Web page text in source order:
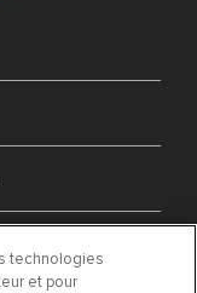
technologies
et pour